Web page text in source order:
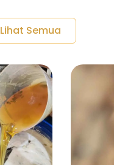
Lihat Semua